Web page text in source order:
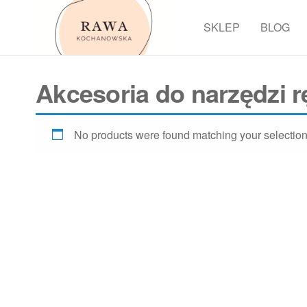
SKLEP BLOG
Akcesoria do narzędzi
No products were found matching your